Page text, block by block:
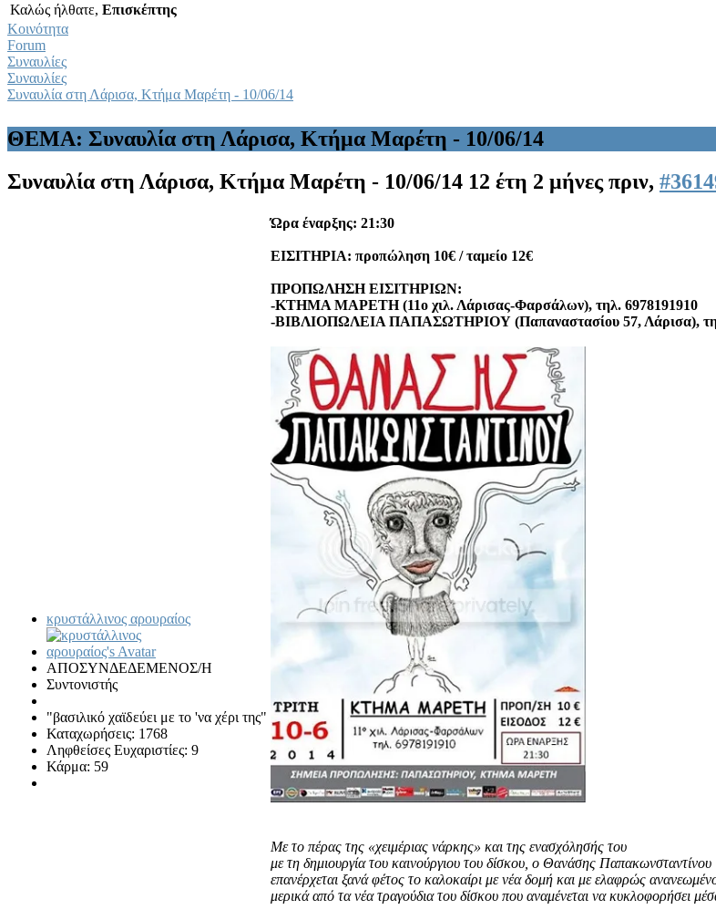
Καλώς ήλθατε, Επισκέπτης
Κοινότητα
Forum
Συναυλίες
Συναυλίες
Συναυλία στη Λάρισα, Κτήμα Μαρέτη - 10/06/14
ΘΕΜΑ: Συναυλία στη Λάρισα, Κτήμα Μαρέτη - 10/06/14
Συναυλία στη Λάρισα, Κτήμα Μαρέτη - 10/06/14 12 έτη 2 μήνες πριν,
κρυστάλλινος αρουραίος
ΑΠΟΣΥΝΔΕΔΕΜΕΝΟΣ/Η
Συντονιστής
"βασιλικό χαϊδεύει με το 'να χέρι της"
Καταχωρήσεις: 1768
Ληφθείσες Ευχαριστίες: 9
Κάρμα: 59
Ώρα έναρξης: 21:30
ΕΙΣΙΤΗΡΙΑ: προπώληση 10€ / ταμείο 12€
ΠΡΟΠΩΛΗΣΗ ΕΙΣΙΤΗΡΙΩΝ:
-ΚΤΗΜΑ ΜΑΡΕΤΗ (11ο χιλ. Λάρισας-Φαρσάλων), τηλ. 6978191910
-ΒΙΒΛΙΟΠΩΛΕΙΑ ΠΑΠΑΣΩΤΗΡΙΟΥ (Παπαναστασίου 57, Λάρισα),
Με το πέρας της «χειμέριας νάρκης» και της ενασχόλησής του
με τη δημιουργία του καινούργιου του δίσκου, ο Θανάσης Παπακωνσταντίνου
επανέρχεται ξανά φέτος το καλοκαίρι με νέα δομή και με ελαφρώς
μερικά από τα νέα τραγούδια του δίσκου που αναμένεται να κυκλοφορήσει